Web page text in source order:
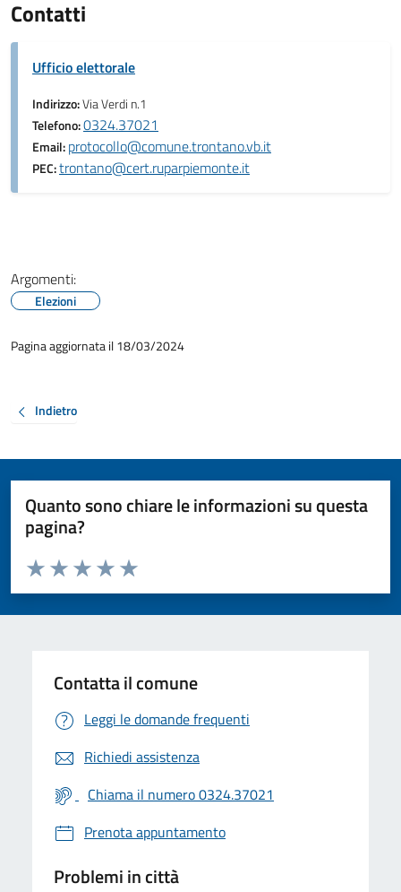
Contatti
Ufficio elettorale
Indirizzo:Via Verdi n.1
Telefono:0324.37021
Email:protocollo@comune.trontano.vb.it
PEC:trontano@cert.ruparpiemonte.it
Argomenti:
Elezioni
Pagina aggiornata il 18/03/2024
Indietro
Quanto sono chiare le informazioni su questa
pagina?
Valuta da 1 a 5 stelle la pagina
Valuta 5 stelle su 5
Valuta 4 stelle su 5
Valuta 3 stelle su 5
Valuta 2 stelle su 5
Valuta 1 stelle su 5
Contatta il comune
Leggi le domande frequenti
Richiedi assistenza
Chiama il numero 0324.37021
Prenota appuntamento
Problemi in città